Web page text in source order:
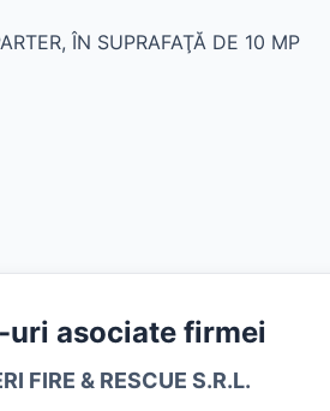
ÎN SUPRAFAŢĂ DE 10 MP
uri asociate firmei
FIRE & RESCUE S.R.L.